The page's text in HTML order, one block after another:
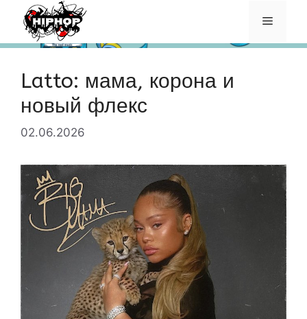
Перейти
содержимому
Меню
Latto: мама, корона и
новый флекс
02.06.2026